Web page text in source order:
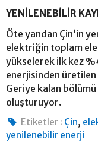
YENİLENEBİLİR
Öte yandan Çin’in
elektriğin toplam
yükselerek ilk kez
enerjisinden
Geriye kalan
oluşturuyor.
Etiketler : Çin,
yenilenebilir enerji